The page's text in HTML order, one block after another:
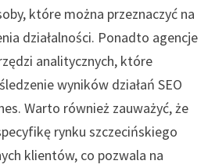
które można przeznaczyć na
działalności. Ponadto agencje
analitycznych, które
wyników działań SEO
Warto również zauważyć, że
rynku szczecińskiego
klientów, co pozwala na